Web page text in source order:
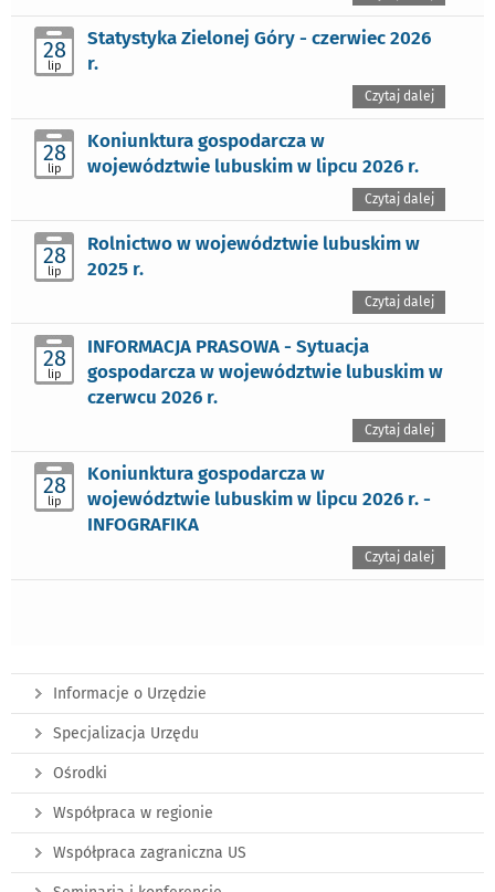
28
lip
Statystyka Zielonej Góry - czerwiec 2026
r.
Czytaj dalej
28
lip
Koniunktura gospodarcza w
województwie lubuskim w lipcu 2026 r.
Czytaj dalej
28
lip
Rolnictwo w województwie lubuskim w
2025 r.
Czytaj dalej
28
lip
INFORMACJA PRASOWA - Sytuacja
gospodarcza w województwie lubuskim w
czerwcu 2026 r.
Czytaj dalej
28
lip
Koniunktura gospodarcza w
województwie lubuskim w lipcu 2026 r. -
INFOGRAFIKA
Czytaj dalej
Informacje o Urzędzie
Specjalizacja Urzędu
Ośrodki
Współpraca w regionie
Współpraca zagraniczna US